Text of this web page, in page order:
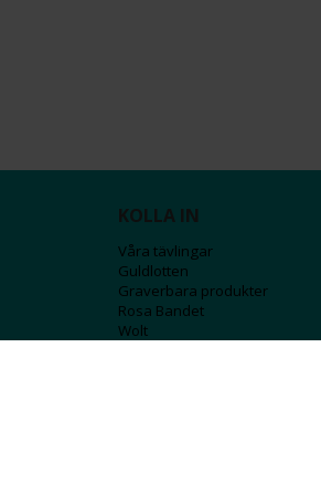
KOLLA IN
Våra tävlingar
Guldlotten
Graverbara produkter
Rosa Bandet
Wolt